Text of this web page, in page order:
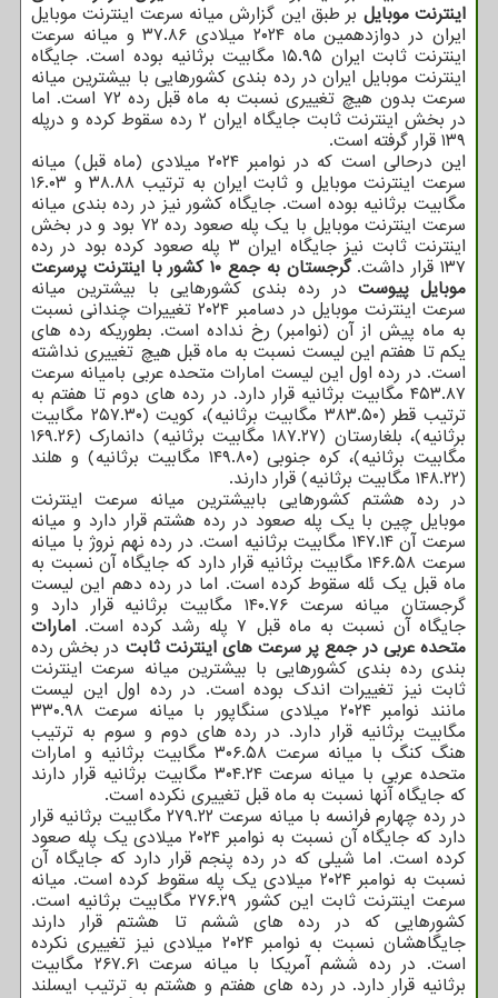
اینترنت موبایل بر طبق این گزارش میانه سرعت اینترنت موبایل
ایران در دوازدهمین ماه ۲۰۲۴ میلادی ۳۷.۸۶ و میانه سرعت
اینترنت ثابت ایران ۱۵.۹۵ مگابیت برثانیه بوده است. جایگاه
اینترنت موبایل ایران در رده بندی کشورهایی با بیشترین میانه
سرعت بدون هیچ تغییری نسبت به ماه قبل رده ۷۲ است. اما
در بخش اینترنت ثابت جایگاه ایران ۲ رده سقوط کرده و درپله
۱۳۹ قرار گرفته است.
این درحالی است که در نوامبر ۲۰۲۴ میلادی (ماه قبل) میانه
سرعت اینترنت موبایل و ثابت ایران به ترتیب ۳۸.۸۸ و ۱۶.۰۳
مگابیت برثانیه بوده است. جایگاه کشور نیز در رده بندی میانه
سرعت اینترنت موبایل با یک پله صعود رده ۷۲ بود و در بخش
اینترنت ثابت نیز جایگاه ایران ۳ پله صعود کرده بود در رده
۱۳۷ قرار داشت. گرجستان به جمع ۱۰ کشور با اینترنت پرسرعت
موبایل پیوست در رده بندی کشورهایی با بیشترین میانه
سرعت اینترنت موبایل در دسامبر ۲۰۲۴ تغییرات چندانی نسبت
به ماه پیش از آن (نوامبر) رخ نداده است. بطوریکه رده های
یکم تا هفتم این لیست نسبت به ماه قبل هیچ تغییری نداشته
است. در رده اول این لیست امارات متحده عربی بامیانه سرعت
۴۵۳.۸۷ مگابیت برثانیه قرار دارد. در رده های دوم تا هفتم به
ترتیب قطر (۳۸۳.۵۰ مگابیت برثانیه)، کویت (۲۵۷.۳۰ مگابیت
برثانیه)، بلغارستان (۱۸۷.۲۷ مگابیت برثانیه) دانمارک (۱۶۹.۲۶
مگابیت برثانیه)، کره جنوبی (۱۴۹.۸۰ مگابیت برثانیه) و هلند
(۱۴۸.۲۲ مگابیت برثانیه) قرار دارند.
در رده هشتم کشورهایی بابیشترین میانه سرعت اینترنت
موبایل چین با یک پله صعود در رده هشتم قرار دارد و میانه
سرعت آن ۱۴۷.۱۴ مگابیت برثانیه است. در رده نهم نروژ با میانه
سرعت ۱۴۶.۵۸ مگابیت برثانیه قرار دارد که جایگاه آن نسبت به
ماه قبل یک ئله سقوط کرده است. اما در رده دهم این لیست
گرجستان میانه سرعت ۱۴۰.۷۶ مگابیت برثانیه قرار دارد و
جایگاه آن نسبت به ماه قبل ۷ پله رشد کرده است. امارات
متحده عربی در جمع پر سرعت های اینترنت ثابت در بخش رده
بندی رده بندی کشورهایی با بیشترین میانه سرعت اینترنت
ثابت نیز تغییرات اندک بوده است. در رده اول این لیست
مانند نوامبر ۲۰۲۴ میلادی سنگاپور با میانه سرعت ۳۳۰.۹۸
مگابیت برثانیه قرار دارد. در رده های دوم و سوم به ترتیب
هنگ کنگ با میانه سرعت ۳۰۶.۵۸ مگابیت برثانیه و امارات
متحده عربی با میانه سرعت ۳۰۴.۲۴ مگابیت برثانیه قرار دارند
که جایگاه آنها نسبت به ماه قبل تغییری نکرده است.
در رده چهارم فرانسه با میانه سرعت ۲۷۹.۲۲ مگابیت برثانیه قرار
دارد که جایگاه آن نسبت به نوامبر ۲۰۲۴ میلادی یک پله صعود
کرده است. اما شیلی که در رده پنجم قرار دارد که جایگاه آن
نسبت به نوامبر ۲۰۲۴ میلادی یک پله سقوط کرده است. میانه
سرعت اینترنت ثابت این کشور ۲۷۶.۲۹ مگابیت برثانیه است.
کشورهایی که در رده های ششم تا هشتم قرار دارند
جایگاهشان نسبت به نوامبر ۲۰۲۴ میلادی نیز تغییری نکرده
است. در رده ششم آمریکا با میانه سرعت ۲۶۷.۶۱ مگابیت
برثانیه قرار دارد. در رده های هفتم و هشتم به ترتیب ایسلند